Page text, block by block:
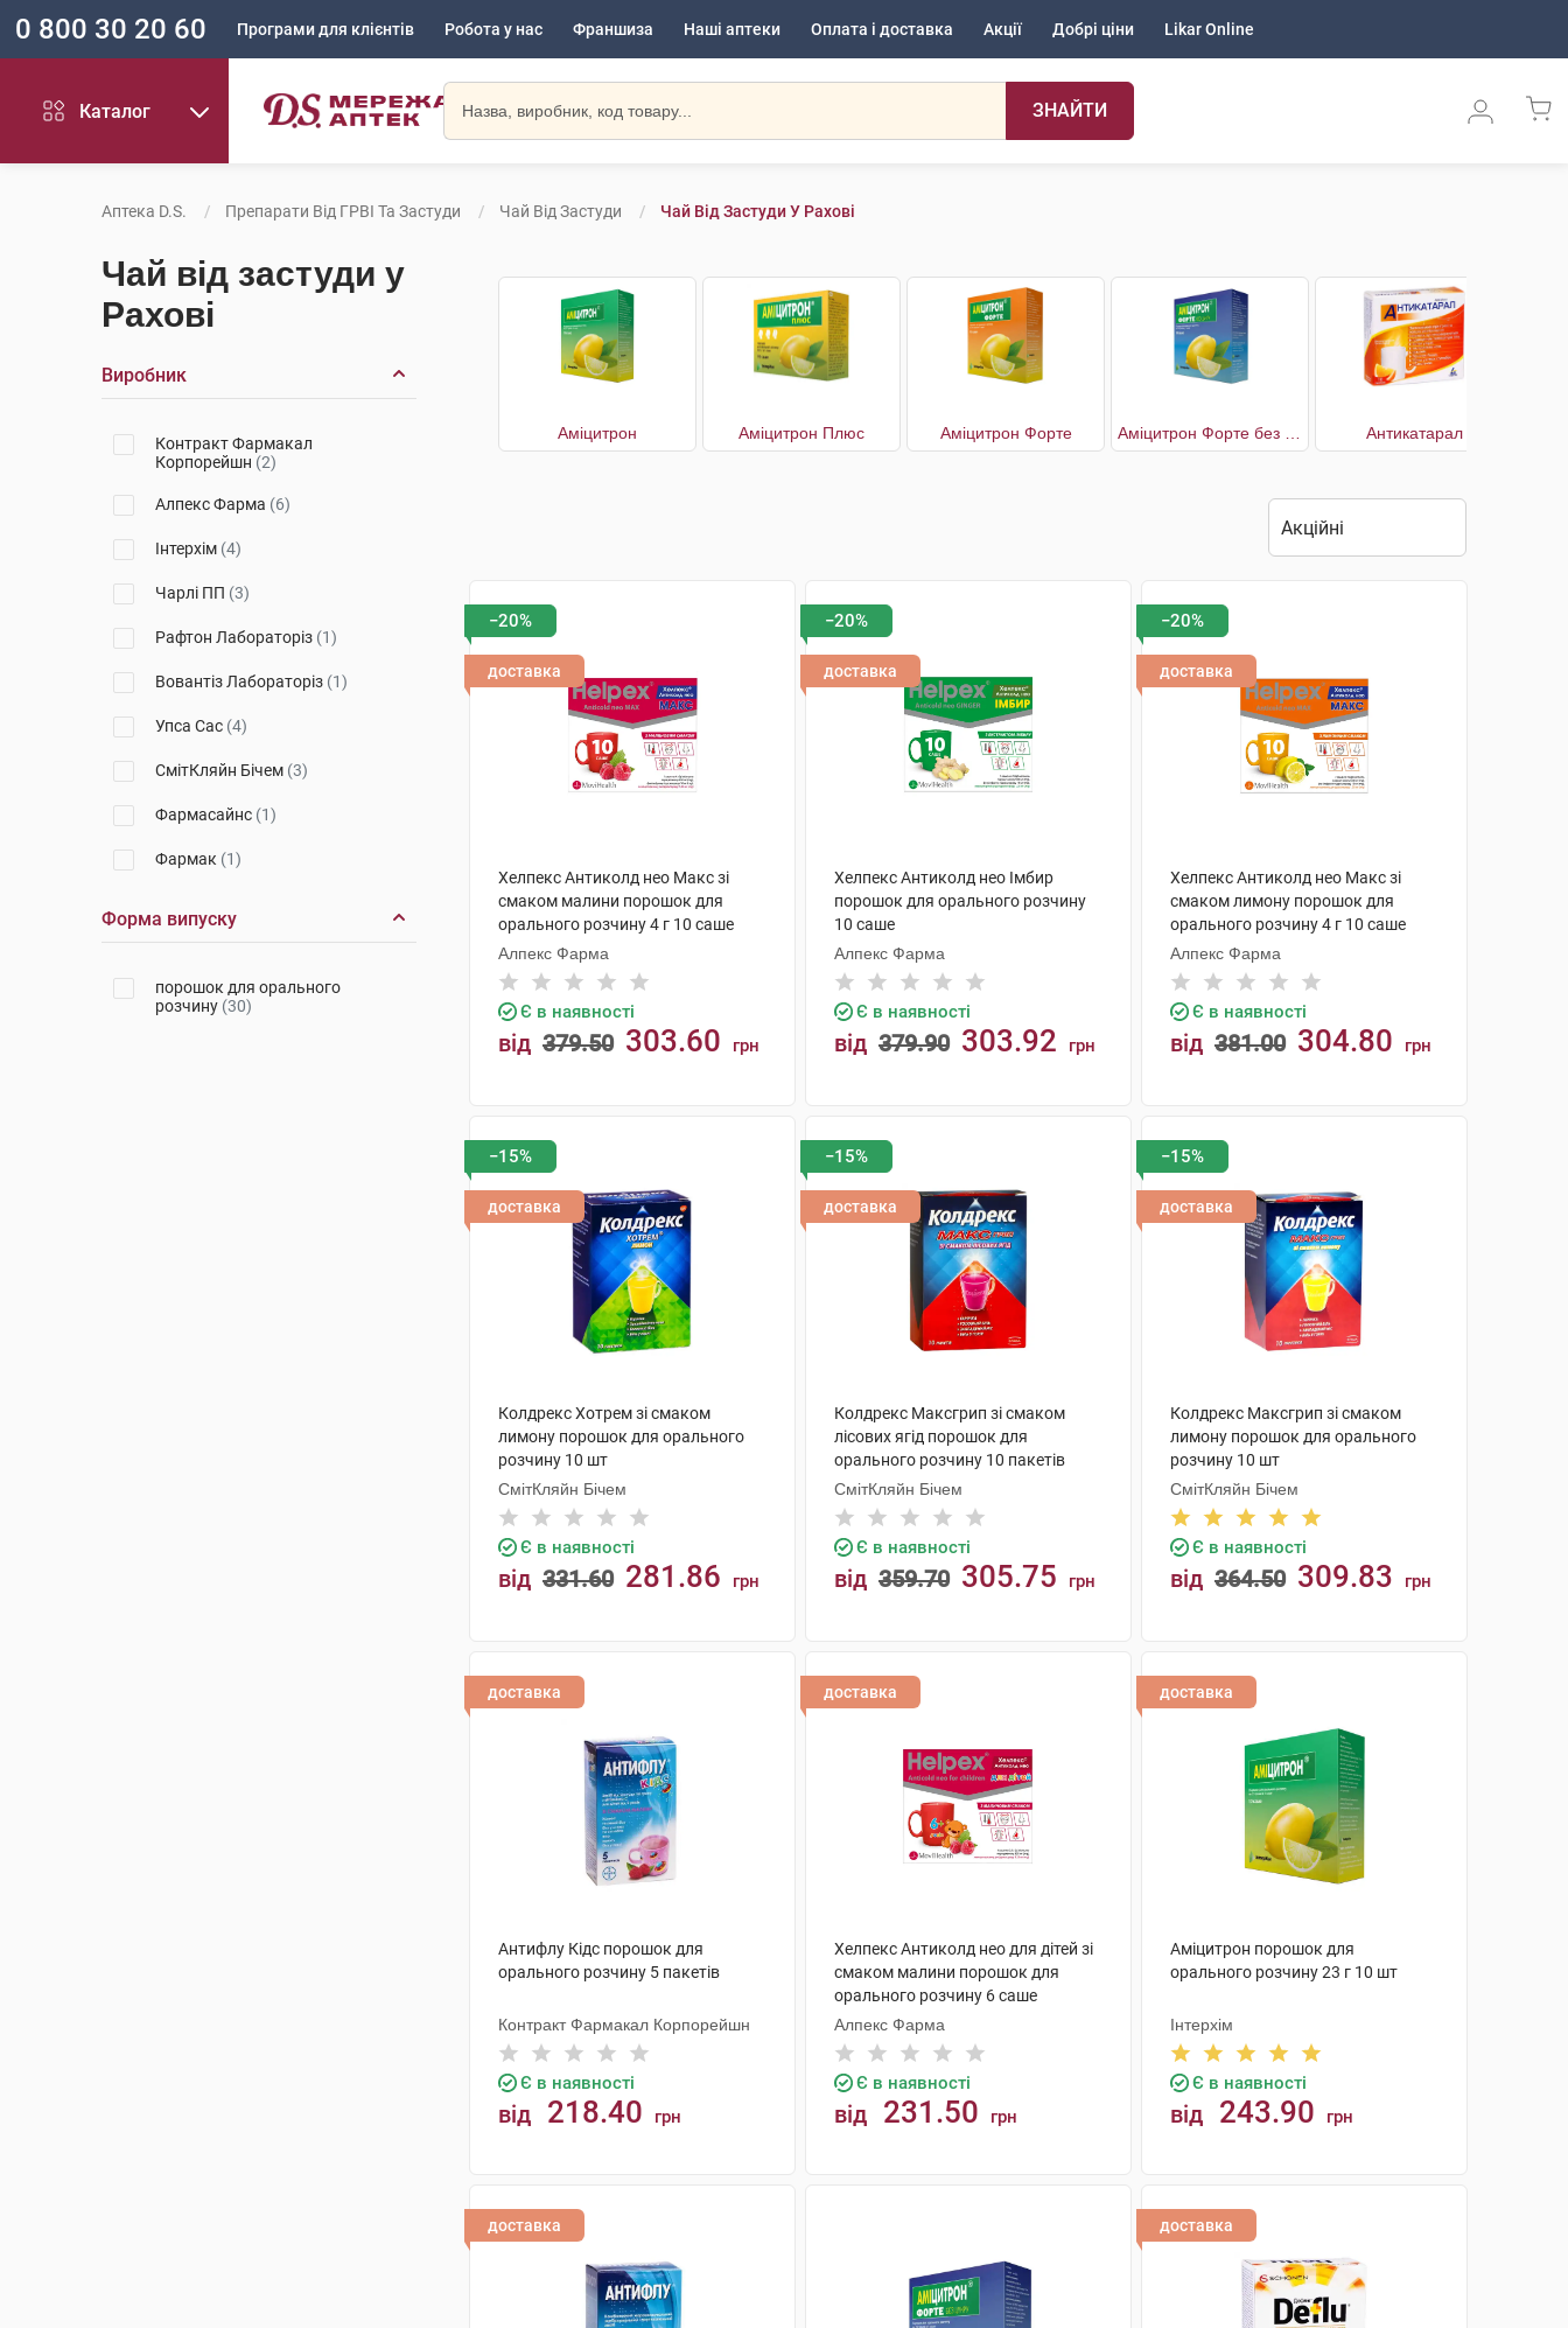
0 800 30 20 60 Програми для клієнтів Робота у нас Франшиза Наші аптеки Оплата і доставка Акції Добрі ціни Likar Online
Каталог ЗНАЙТИ
Аптека D.S. Препарати Від ГРВІ Та Застуди Чай Від Застуди Чай Від Застуди У Рахові
Чай від застуди у
Рахові
Виробник
Контракт Фармакал
Корпорейшн (2)
Алпекс Фарма (6)
Інтерхім (4)
Чарлі ПП (3)
Рафтон Лабораторіз (1)
Вовантіз Лабораторіз (1)
Упса Сас (4)
СмітКляйн Бічем (3)
Фармасайнс (1)
Фармак (1)
Евертоджен Лайф Саєнсиз(1)
Лабораторіос Алкала Фарма
(1)
Форма випуску
порошок для орального
розчину (30)
Аміцитрон Аміцитрон Плюс Аміцитрон Форте Антикатарал
−20%
доставка
Хелпекс Антиколд нео Макс зі
смаком малини порошок для
орального розчину 4 г 10 саше
Алпекс Фарма
Є в наявності
від 379.50 303.60 грн
−20%
доставка
Хелпекс Антиколд нео Імбир
порошок для орального розчину
10 саше
Алпекс Фарма
Є в наявності
від 379.90 303.92 грн
−20%
доставка
Хелпекс Антиколд нео Макс зі
смаком лимону порошок для
орального розчину 4 г 10 саше
Алпекс Фарма
Є в наявності
від 381.00 304.80 грн
−15%
доставка
Колдрекс Хотрем зі смаком
лимону порошок для орального
розчину 10 шт
СмітКляйн Бічем
Є в наявності
від 331.60 281.86 грн
−15%
доставка
Колдрекс Максгрип зі смаком
лісових ягід порошок для
орального розчину 10 пакетів
СмітКляйн Бічем
Є в наявності
від 359.70 305.75 грн
−15%
доставка
Колдрекс Максгрип зі смаком
лимону порошок для орального
розчину 10 шт
СмітКляйн Бічем
Є в наявності
від 364.50 309.83 грн
доставка
Антифлу Кідс порошок для
орального розчину 5 пакетів
Контракт Фармакал Корпорейшн
Є в наявності
від 218.40 грн
доставка
Хелпекс Антиколд нео для дітей зі
смаком малини порошок для
орального розчину 6 саше
Алпекс Фарма
Є в наявності
від 231.50 грн
доставка
Аміцитрон порошок для
орального розчину 23 г 10 шт
Інтерхім
Є в наявності
від 243.90 грн
доставка доставка